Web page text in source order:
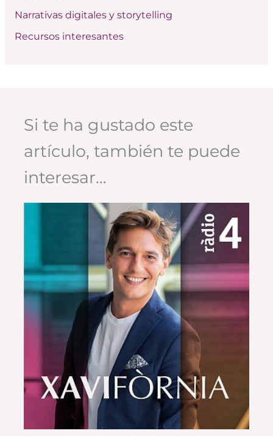
Narrativas digitales y storytelling
Recursos interesantes
Si te ha gustado este
artículo, también te puede
interesar…